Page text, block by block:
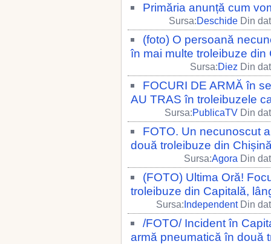
Primăria anunță cum
Sursa:Deschide Din
(foto) O persoană
în mai multe troleibuze din
Sursa:Diez Din
FOCURI DE ARMĂ în
AU TRAS în troleibuzele
Sursa:PublicaTV Din
FOTO. Un necunoscut
două troleibuze din
Sursa:Agora Din
(FOTO) Ultima Oră!
troleibuze din Capitală,
Sursa:IndependentDin
/FOTO/ Incident în
armă pneumatică în două